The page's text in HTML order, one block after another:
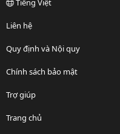
Tiếng Việt
Liên hệ
Quy định và Nội quy
Chính sách bảo mật
Trợ giúp
Trang chủ